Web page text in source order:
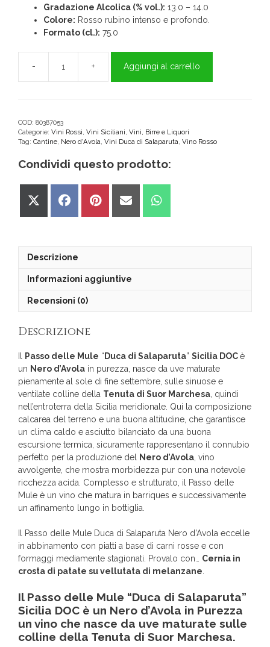
Gradazione Alcolica (% vol.): 13.0 – 14.0
Colore: Rosso rubino intenso e profondo.
Formato (cl.): 75.0
Passo
delle
Mule
Duca
Salaparuta
quantità
Aggiungi al carrello
COD: 80387053
Categorie: Vini Rossi Vini Siciliani Vini, Birre e Liquori
Tag: Cantine Nero d'Avola Vini Duca di Salaparuta Vino Rosso
Condividi questo prodotto:
Share
Share
Share
Share
Share
Descrizione
Informazioni aggiuntive
Recensioni (0)
Descrizione
Passo delle Mule “ Duca di Salaparuta” Sicilia DOCè
un Nero d’Avola in purezza, nasce da uve maturate
pienamente al sole di fine settembre, sulle sinuose e
ventilate colline della Tenuta di Suor Marchesa , quindi
nell’entroterra della Sicilia meridionale. Qui la composizione
calcarea del terreno e una buona altitudine, che garantisce
un clima caldo e asciutto bilanciato da una buona
escursione termica, sicuramente rappresentano il connubio
perfetto per la produzione del
Nero d’Avola , vino
avvolgente, che mostra morbidezza pur con una notevole
ricchezza acida. Complesso e strutturato, il Passo delle
Mule è un vino che matura in barriques e successivamente
un affinamento lungo in bottiglia.
Il Passo delle Mule Duca di Salaparuta Nero d’Avola eccelle
in abbinamento con piatti a base di carni rosse e con
formaggi mediamente stagionati. Provalo con… Cernia in
crosta di patate su vellutata di melanzane
Il Passo delle Mule “Duca di Salaparuta”
Sicilia DOC è un Nero d’Avola in Purezza
un vino che nasce da uve maturate sulle
colline della Tenuta di Suor Marchesa.